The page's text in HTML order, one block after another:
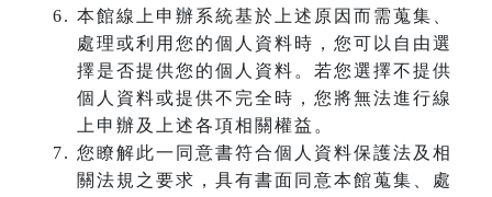
本館線上申辦系統基於上述原因而需蒐集、
處理或利用您的個人資料時，您可以自由選
擇是否提供您的個人資料。若您選擇不提供
個人資料或提供不完全時，您將無法進行線
上申辦及上述各項相關權益。
您瞭解此一同意書符合個人資料保護法及相
關法規之要求，具有書面同意本館蒐集、處